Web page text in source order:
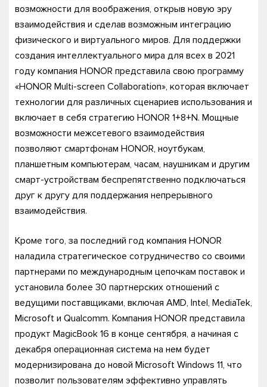
возможности для воображения, открыв новую эру
взаимодействия и сделав возможным интеграцию
физического и виртуального миров. Для поддержки
создания интеллектуального мира для всех в 2021
году компания HONOR представила свою программу
«HONOR Multi-screen Collaboration», которая включает
технологии для различных сценариев использования и
включает в себя стратегию HONOR 1+8+N. Мощные
возможности межсетевого взаимодействия
позволяют смартфонам HONOR, ноутбукам,
планшетным компьютерам, часам, наушникам и другим
смарт-устройствам беспрепятственно подключаться
друг к другу для поддержания непрерывного
взаимодействия.
Кроме того, за последний год компания HONOR
наладила стратегическое сотрудничество со своими
партнерами по международным цепочкам поставок и
установила более 30 партнерских отношений с
ведущими поставщиками, включая AMD, Intel, MediaTek,
Microsoft и Qualcomm. Компания HONOR представила
продукт MagicBook 16 в конце сентября, а начиная с
декабря операционная система на нем будет
модернизирована до новой Microsoft Windows 11, что
позволит пользователям эффективно управлять